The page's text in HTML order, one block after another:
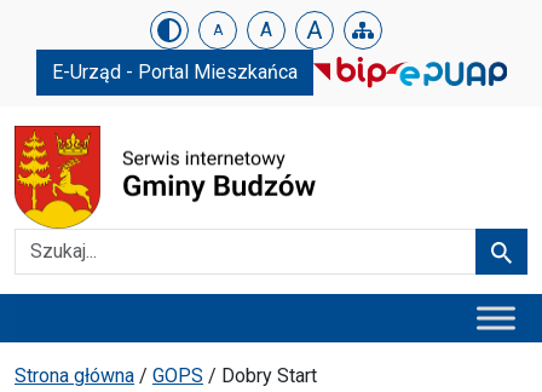
Urząd Gminy w Budzowie
Skip menu A A A
E-Urząd - Portal Mieszkańca
Szukaj
Ścieżka powrotu
Strona główna / GOPS / Dobry Start